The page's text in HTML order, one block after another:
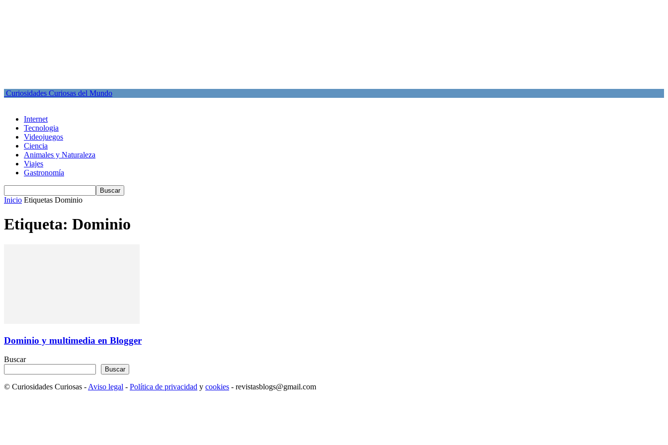
Curiosidades Curiosas del Mundo
Internet
Tecnologia
Videojuegos
Ciencia
Animales y Naturaleza
Viajes
Gastronomía
Inicio Etiquetas Dominio
Etiqueta: Dominio
Dominio y multimedia en Blogger
Buscar
Buscar
© Curiosidades Curiosas - Aviso legal - Política de privacidad y cookies - revistasblogs@gmail.com